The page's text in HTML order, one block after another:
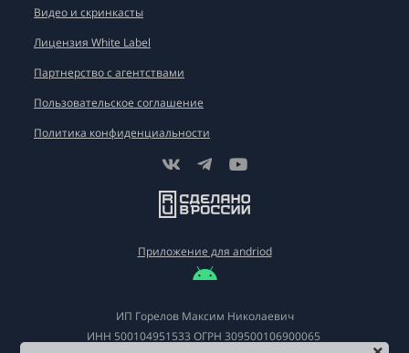
Видео и скринкасты
Лицензия White Label
Партнерство с агентствами
Пользовательское соглашение
Политика конфиденциальности
Приложение для andriod
ИП Горелов Максим Николаевич
ИНН 500104951533 ОГРН 309500106900065